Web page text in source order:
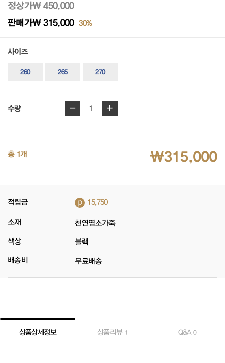
정상가₩ 450,000
판매가₩ 315,000 30%
사이즈
260 265 270
수량 - 1 +
총 1개 ₩315,000
적립금 p 15,750
소재 천연염소가죽
색상 블랙
배송비 무료배송
상품상세정보 상품리뷰 1 Q&A0